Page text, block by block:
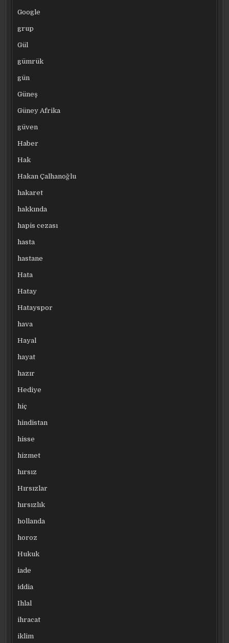
Google
grup
Gül
gümrük
gün
Güneş
Güney Afrika
güven
Haber
Hak
Hakan Çalhanoğlu
hakaret
hakkında
hapis cezası
hasta
hastane
Hata
Hatay
Hatayspor
hava
Hayal
hayat
hazır
Hediye
hiç
hindistan
hisse
hizmet
hırsız
Hırsızlar
hırsızlık
hollanda
horoz
Hukuk
iade
iddia
Ihlal
ihracat
iklim